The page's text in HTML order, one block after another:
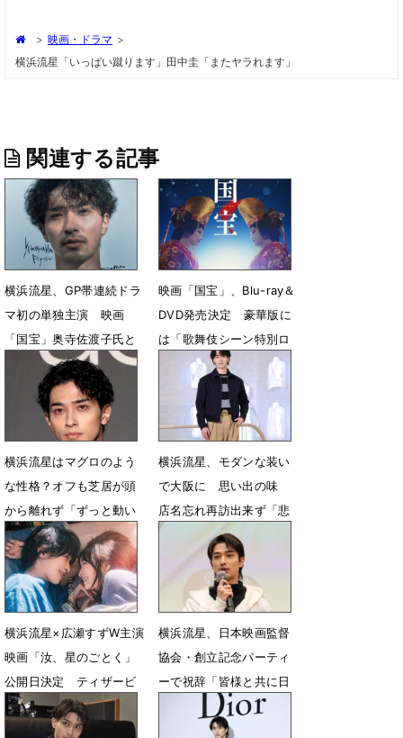
> 映画・ドラマ >
横浜流星「いっぱい蹴ります」田中圭「またヤラれます」
関連する記事
横浜流星、GP帯連続ドラ
マ初の単独主演 映画
「国宝」奥寺佐渡子氏と
再タッグ
7月31日 06時00分
映画「国宝」、Blu-ray＆
DVD発売決定 豪華版に
は「歌舞伎シーン特別ロ
ングバージョン」を収録
7月9日 13時00分
横浜流星はマグロのよう
な性格？オフも芝居が頭
から離れず「ずっと動い
ていないと…」
6月19日 07時07分
横浜流星、モダンな装い
で大阪に 思い出の味
店名忘れ再訪出来ず「悲
しい」
5月26日 17時26分
横浜流星×広瀬すずW主演
映画「汝、星のごとく」
公開日決定 ティザービ
ジュアル＆予告映像も解
横浜流星、日本映画監督
協会・創立記念パーティ
ーで祝辞「皆様と共に日
本映画の発展を」
2月27日 08時21分